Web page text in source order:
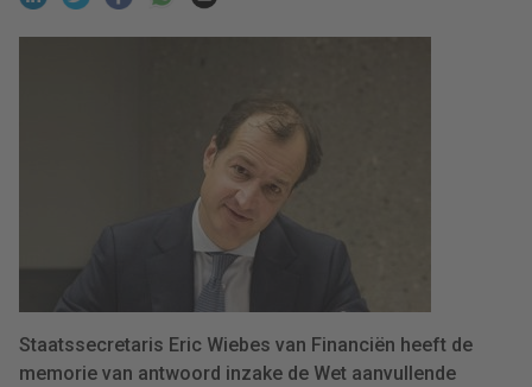
Staatssecretaris Eric Wiebes van Financiën heeft de
memorie van antwoord inzake de Wet aanvullende